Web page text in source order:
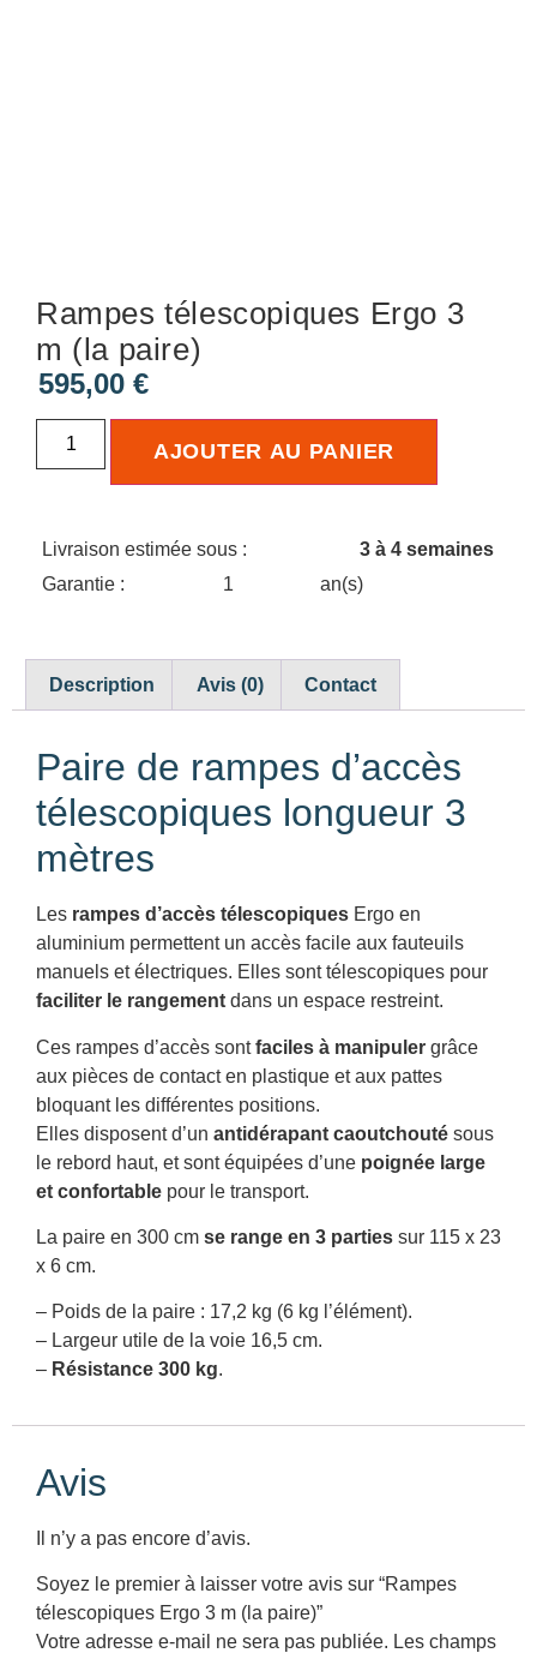
Rampes télescopiques Ergo 3
m (la paire)
595,00 €
AJOUTER AU PANIER
Livraison estimée sous :
3 à 4 semaines
Garantie :
1 an(s)
Description Avis (0) Contact
Paire de rampes d’accès
télescopiques longueur 3
mètres
Les rampes d’accès télescopiques Ergo en
aluminium permettent un accès facile aux fauteuils
manuels et électriques. Elles sont télescopiques pour
faciliter le rangement dans un espace restreint.
Ces rampes d’accès sontfaciles à manipuler grâce
aux pièces de contact en plastique et aux pattes
bloquant les différentes positions.
Elles disposent d’un antidérapant caoutchouté sous
le rebord haut, et sont équipées d’une poignée large
et confortable pour le transport.
La paire en 300 cm se range en 3 parties sur 115 x 23
x 6 cm.
– Poids de la paire : 17,2 kg (6 kg l’élément).
– Largeur utile de la voie 16,5 cm.
– Résistance 300 kg.
Avis
Il n’y a pas encore d’avis.
Soyez le premier à laisser votre avis sur “Rampes
télescopiques Ergo 3 m (la paire)”
Votre adresse e-mail ne sera pas publiée. Les champs